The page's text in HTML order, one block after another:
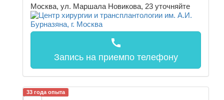
Москва, ул. Маршала Новикова, 23 уточняйте
call
Запись на приемпо телефону
33 года опыта